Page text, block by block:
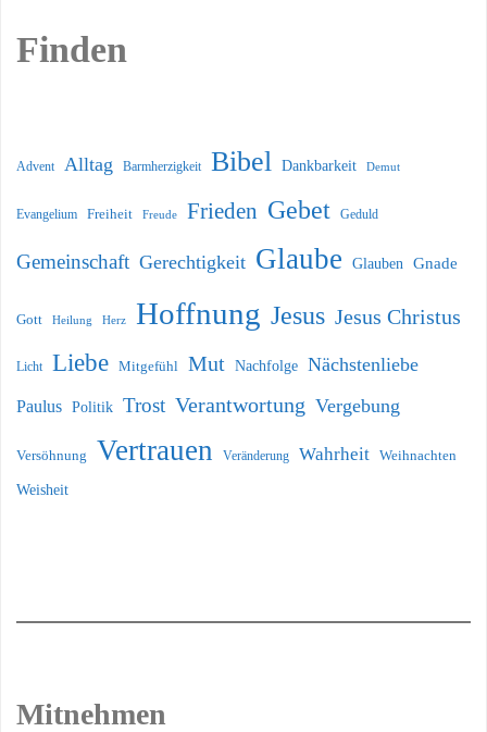
Finden
Advent Alltag Barmherzigkeit Bibel Dankbarkeit Demut
Evangelium Freiheit Freude Frieden Gebet Geduld
Gemeinschaft Gerechtigkeit Glaube Glauben Gnade
Gott Heilung Herz Hoffnung Jesus Jesus Christus
Licht Liebe Mitgefühl Mut Nachfolge Nächstenliebe
Paulus Politik Trost Verantwortung Vergebung
Versöhnung Vertrauen Veränderung Wahrheit Weihnachten
Weisheit
Mitnehmen